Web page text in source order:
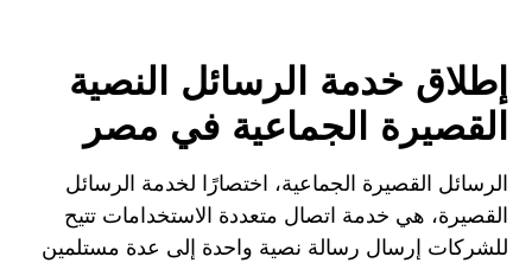
إطلاق خدمة الرسائل النصية
القصيرة الجماعية في مصر
الرسائل القصيرة الجماعية، اختصارًا لخدمة الرسائل
القصيرة، هي خدمة اتصال متعددة الاستخدامات تتيح
للشركات إرسال رسالة نصية واحدة إلى عدة مستلمين